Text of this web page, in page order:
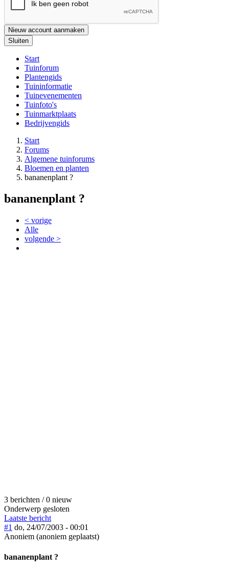
Nieuw account aanmaken
Sluiten
Start
Tuinforum
Plantengids
Tuininformatie
Tuinevenementen
Tuinfoto's
Tuinmarktplaats
Bedrijvengids
Start
Forums
Algemene tuinforums
Bloemen en planten
bananenplant ?
bananenplant ?
< vorige
Alle
volgende >
3 berichten / 0 nieuw
Onderwerp gesloten
Laatste bericht
#1 do, 24/07/2003 - 00:01
Anoniem (anoniem geplaatst)
bananenplant ?